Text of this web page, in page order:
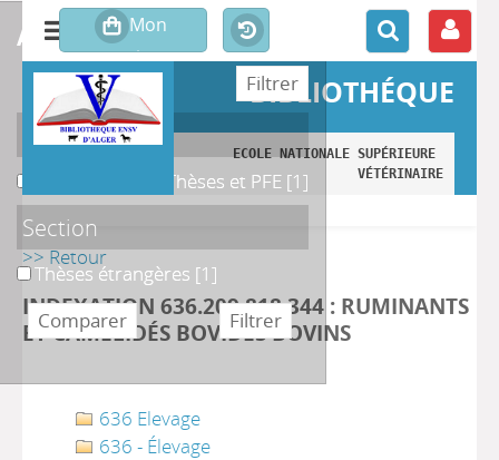
BIBLIOTHÉQUE
ECOLE NATIONALE SUPÉRIEURE
VÉTÉRINAIRE
>> Retour
INDEXATION 636.209 818 344 : RUMINANTS
ET CAMÉLIDÉS BOVIDÉS BOVINS
636 Elevage
636 - Élevage
affiner ou comparer
Localisation
B. Magasin des Thèses et PFE
B. Magasin des Thèses et PFE [1]
Section
Thèses étrangères
Thèses étrangères [1]